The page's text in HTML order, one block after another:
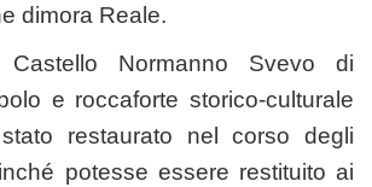
dimora Reale.
Castello Normanno Svevo di
e roccaforte storico-culturale
restaurato nel corso degli
potesse essere restituito ai